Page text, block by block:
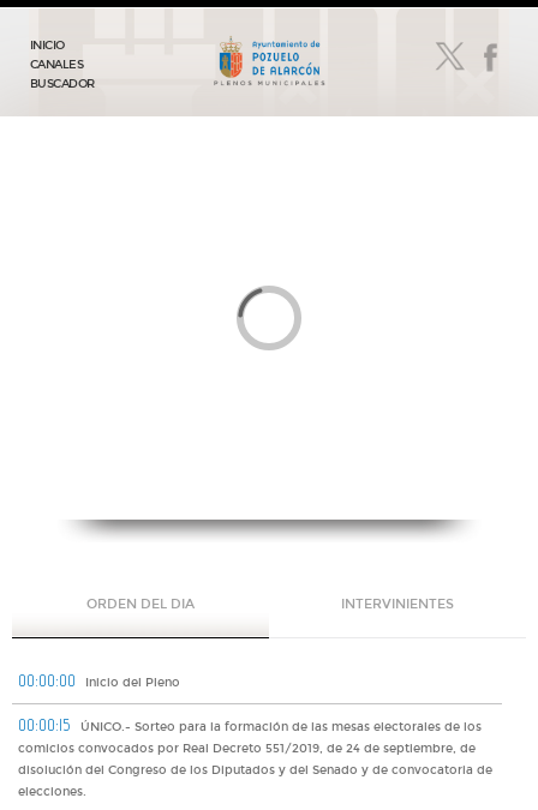
INICIO
CANALES
BUSCADOR
ORDEN DEL DIA INTERVINIENTES
00:00:00 Inicio del Pleno
00:00:15
ÚNICO.- Sorteo para la formación de las mesas electorales de los
comicios convocados por Real Decreto 551/2019, de 24 de septiembre, de
disolución del Congreso de los Diputados y del Senado y de convocatoria de
elecciones.